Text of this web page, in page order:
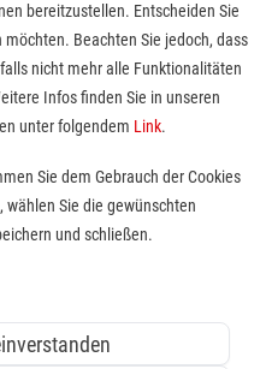
den Maltesern
bei einem der größten
Sozialwesen in Vollzeit,
oder FSJ!
bereitzustellen. Entscheiden Sie
Beachten Sie jedoch, dass
nicht mehr alle Funktionalitäten
Infos finden Sie in unseren
unter folgendem Link.
Sie dem Gebrauch der Cookies
Sie die gewünschten
und schließen.